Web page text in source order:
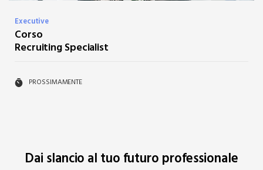
Executive
Corso
Recruiting Specialist
PROSSIMAMENTE
Dai slancio al tuo futuro professionale